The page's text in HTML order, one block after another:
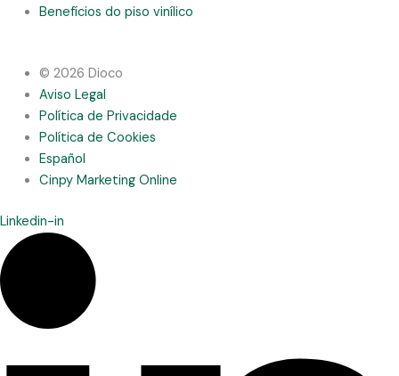
Benefícios do piso vinílico
© 2026 Dioco
Aviso Legal
Política de Privacidade
Política de Cookies
Español
Cinpy Marketing Online
Linkedin-in